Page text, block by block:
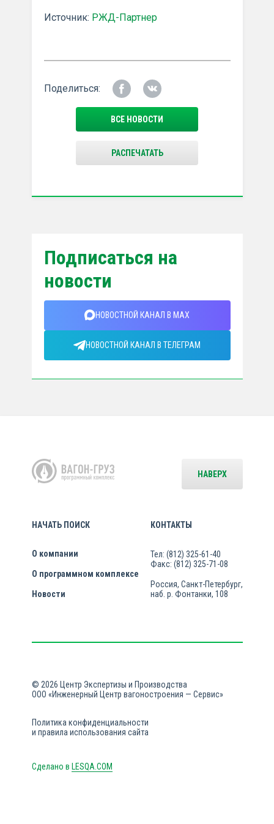
Источник: РЖД-Партнер
Поделиться:
ВСЕ НОВОСТИ
РАСПЕЧАТАТЬ
Подписаться на
новости
НОВОСТНОЙ КАНАЛ В MAX
НОВОСТНОЙ КАНАЛ В ТЕЛЕГРАМ
НАЧАТЬ ПОИСК
О компании
О программном комплексе
Новости
КОНТАКТЫ
Тел: (812) 325-61-40
Факс: (812) 325-71-08
Россия, Санкт-Петербург,
наб. р. Фонтанки, 108
НАВЕРХ
© 2026 Центр Экспертизы и Производства
ООО «Инженерный Центр вагоностроения — Сервис»
Политика конфиденциальности
и правила использования сайта
Сделано в LESQA.COM